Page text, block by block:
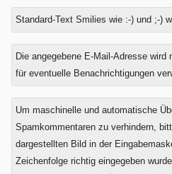
Standard-Text Smilies wie :-) und ;-)
Was
ist
Null
plus
Die angegebene E-Mail-Adresse
für eventuelle Benachrichtigungen
Um maschinelle und automatische
Spamkommentaren zu verhindern,
dargestellten Bild in der
Zeichenfolge richtig eingegeben